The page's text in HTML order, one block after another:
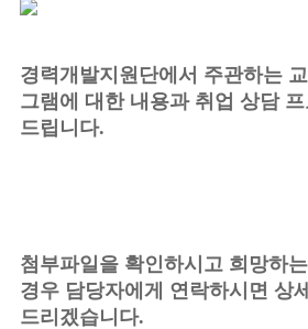
경력개발지원단에서 주관하는
그램에 대한 내용과 취업 상담
드립니다.
첨부파일을 확인하시고 희망하
경우 담당자에게 연락하시면 상
드리겠습니다.